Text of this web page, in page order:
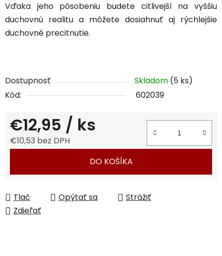
Vďaka jeho pôsobeniu budete citlivejší na vyššiu
duchovnú realitu a môžete dosiahnuť aj rýchlejšie
duchovné precitnutie.
Dostupnosť Skladom (5 ks)
Kód:
602039
€12,95 / ks
€10,53 bez DPH
DO KOŠÍKA
Tlač Opýtať sa
Strážiť
Zdieľať